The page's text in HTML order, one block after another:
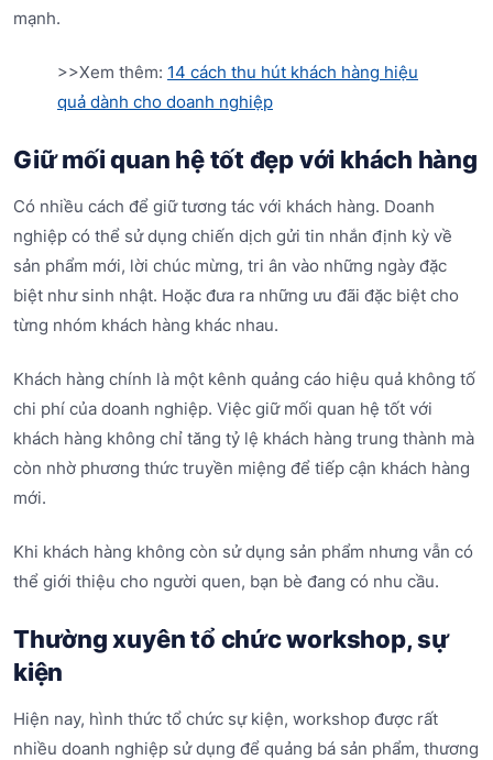
mạnh.
>>Xem thêm: 14 cách thu hút khách hàng hiệu
quả dành cho doanh nghiệp
Giữ mối quan hệ tốt đẹp với khách hàng
Có nhiều cách để giữ tương tác với khách hàng. Doanh
nghiệp có thể sử dụng chiến dịch gửi tin nhắn định kỳ về
sản phẩm mới, lời chúc mừng, tri ân vào những ngày đặc
biệt như sinh nhật. Hoặc đưa ra những ưu đãi đặc biệt cho
từng nhóm khách hàng khác nhau.
Khách hàng chính là một kênh quảng cáo hiệu quả không tố
chi phí của doanh nghiệp. Việc giữ mối quan hệ tốt với
khách hàng không chỉ tăng tỷ lệ khách hàng trung thành mà
còn nhờ phương thức truyền miệng để tiếp cận khách hàng
mới.
Khi khách hàng không còn sử dụng sản phẩm nhưng vẫn có
thể giới thiệu cho người quen, bạn bè đang có nhu cầu.
Thường xuyên tổ chức workshop, sự
kiện
Hiện nay, hình thức tổ chức sự kiện, workshop được rất
nhiều doanh nghiệp sử dụng để quảng bá sản phẩm, thương